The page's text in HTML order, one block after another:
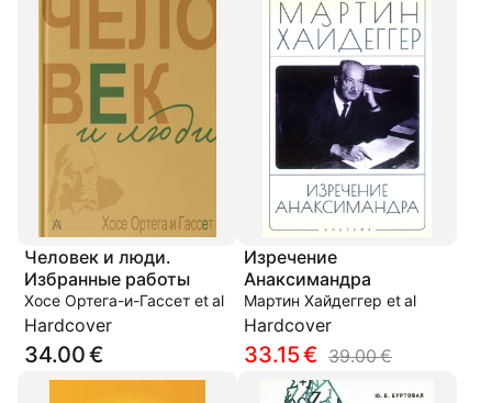
Человек и люди.
Избранные работы
Хосе Ортега-и-Гассет et al
Hardcover
34.00 €
Изречение
Анаксимандра
Мартин Хайдеггер et al
Hardcover
33.15 € 39.00 €